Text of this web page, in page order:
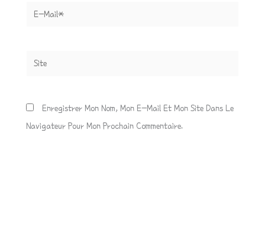
E-
Site
Enregistrer Mon Nom, Mon E-Mail Et Mon Site Dans Le
Navigateur Pour Mon Prochain Commentaire.